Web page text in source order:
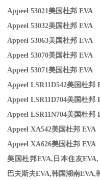
Appeel 53021美国杜邦 EVA
Appeel 53032美国杜邦 EVA
Appeel 53063美国杜邦 EVA
Appeel 53070美国杜邦 EVA
Appeel 53071美国杜邦 EVA
Appeel LSR11D542美国杜邦
Appeel LSR11D704美国杜邦
Appeel LSR11N704美国杜邦
Appeel XA542美国杜邦 EVA
Appeel XA626美国杜邦 EVA
美国杜邦EVA, 日本住友EVA,
巴夫斯夫EVA,韩国湖南EVA,